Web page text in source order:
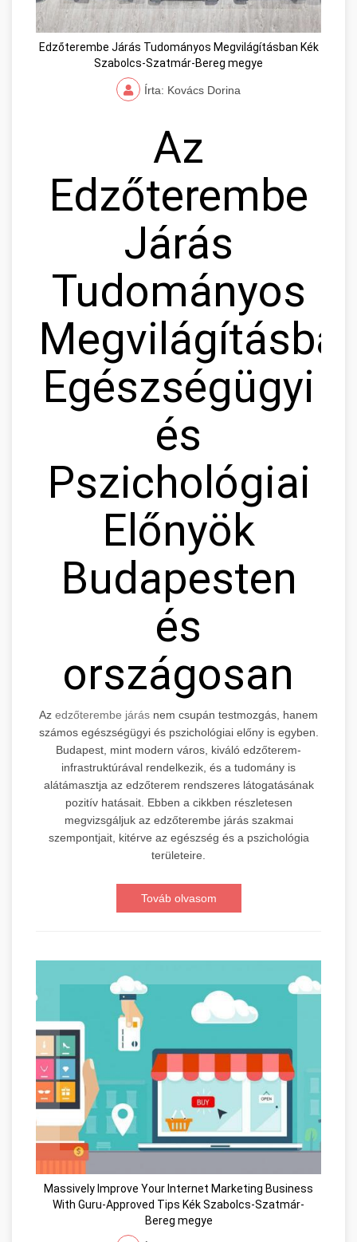
Edzőterembe Járás Tudományos Megvilágításban Kék
Szabolcs-Szatmár-Bereg megye
Írta: Kovács Dorina
Az
Edzőterembe
Járás
Tudományos
Egészségügyi
és
Pszichológiai
Előnyök
Budapesten
és
országosan
Az edzőterembe járás nem csupán testmozgás, hanem
számos egészségügyi és pszichológiai előny is egyben.
Budapest, mint modern város, kiváló edzőterem-
infrastruktúrával rendelkezik, és a tudomány is
alátámasztja az edzőterem rendszeres látogatásának
pozitív hatásait. Ebben a cikkben részletesen
megvizsgáljuk az edzőterembe járás szakmai
szempontjait, kitérve az egészség és a pszichológia
területeire.
Továb olvasom
Massively Improve Your Internet Marketing Business
With Guru-Approved Tips Kék Szabolcs-Szatmár-
Bereg megye